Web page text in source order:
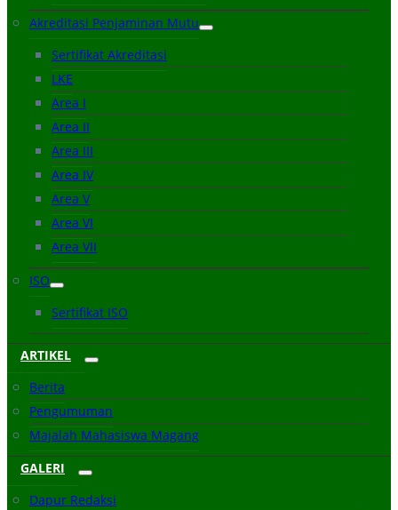
Akreditasi Penjaminan Mutu
Sertifikat Akreditasi
LKE
Area I
Area II
Area III
Area IV
Area V
Area VI
Area VII
ISO
Sertifikat ISO
ARTIKEL
Berita
Pengumuman
Majalah Mahasiswa Magang
GALERI
Dapur Redaksi